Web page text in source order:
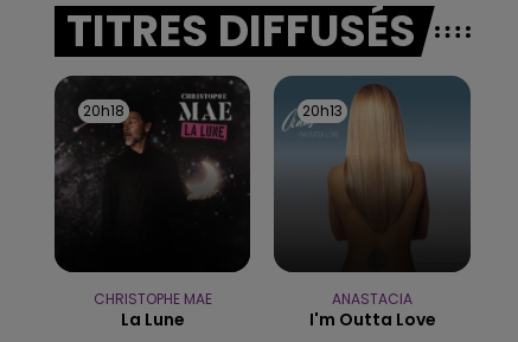
TITRES DIFFUSÉS
20h18
20h18
CHRISTOPHE MAE
La Lune
20h13
20h13
ANASTACIA
I'm Outta Love